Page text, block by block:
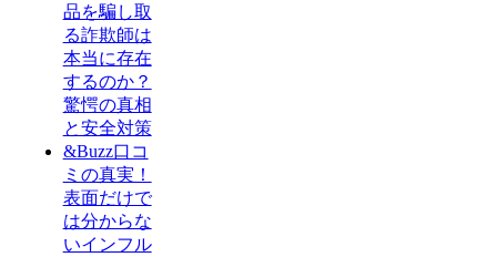
品を騙し取
る詐欺師は
本当に存在
するのか？
驚愕の真相
と安全対策
&Buzz口コ
ミの真実！
表面だけで
は分からな
いインフル